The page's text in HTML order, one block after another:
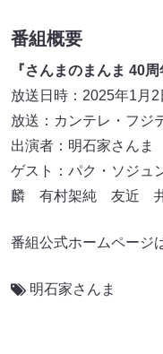
番組概要
『さんまのまんま 40
放送日時：2025年1月
放送：カンテレ・フジ
出演者：明石家さんま
ゲスト：パク・ソジ
麟 有村架純 友近
番組公式ホームページ
明石家さんま